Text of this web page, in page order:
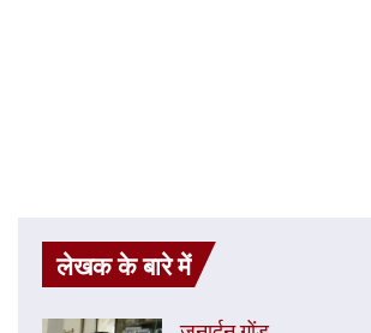
लेखक के बारे में